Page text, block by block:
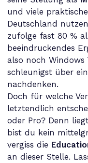
und viele
Deutschland nutzen
zufolge fast 80 %
beeindruckendes
also noch
schleunigst über ein
nachdenken.
Doch für welche
letztendlich
oder Pro? Denn
bist du kein
vergiss die
an dieser Stelle.